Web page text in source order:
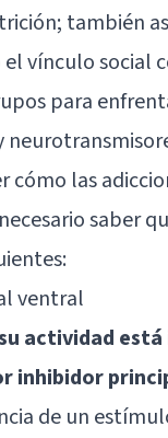
también
vínculo social
para
cómo las
saber
ventral
actividad
inhibidor
de un